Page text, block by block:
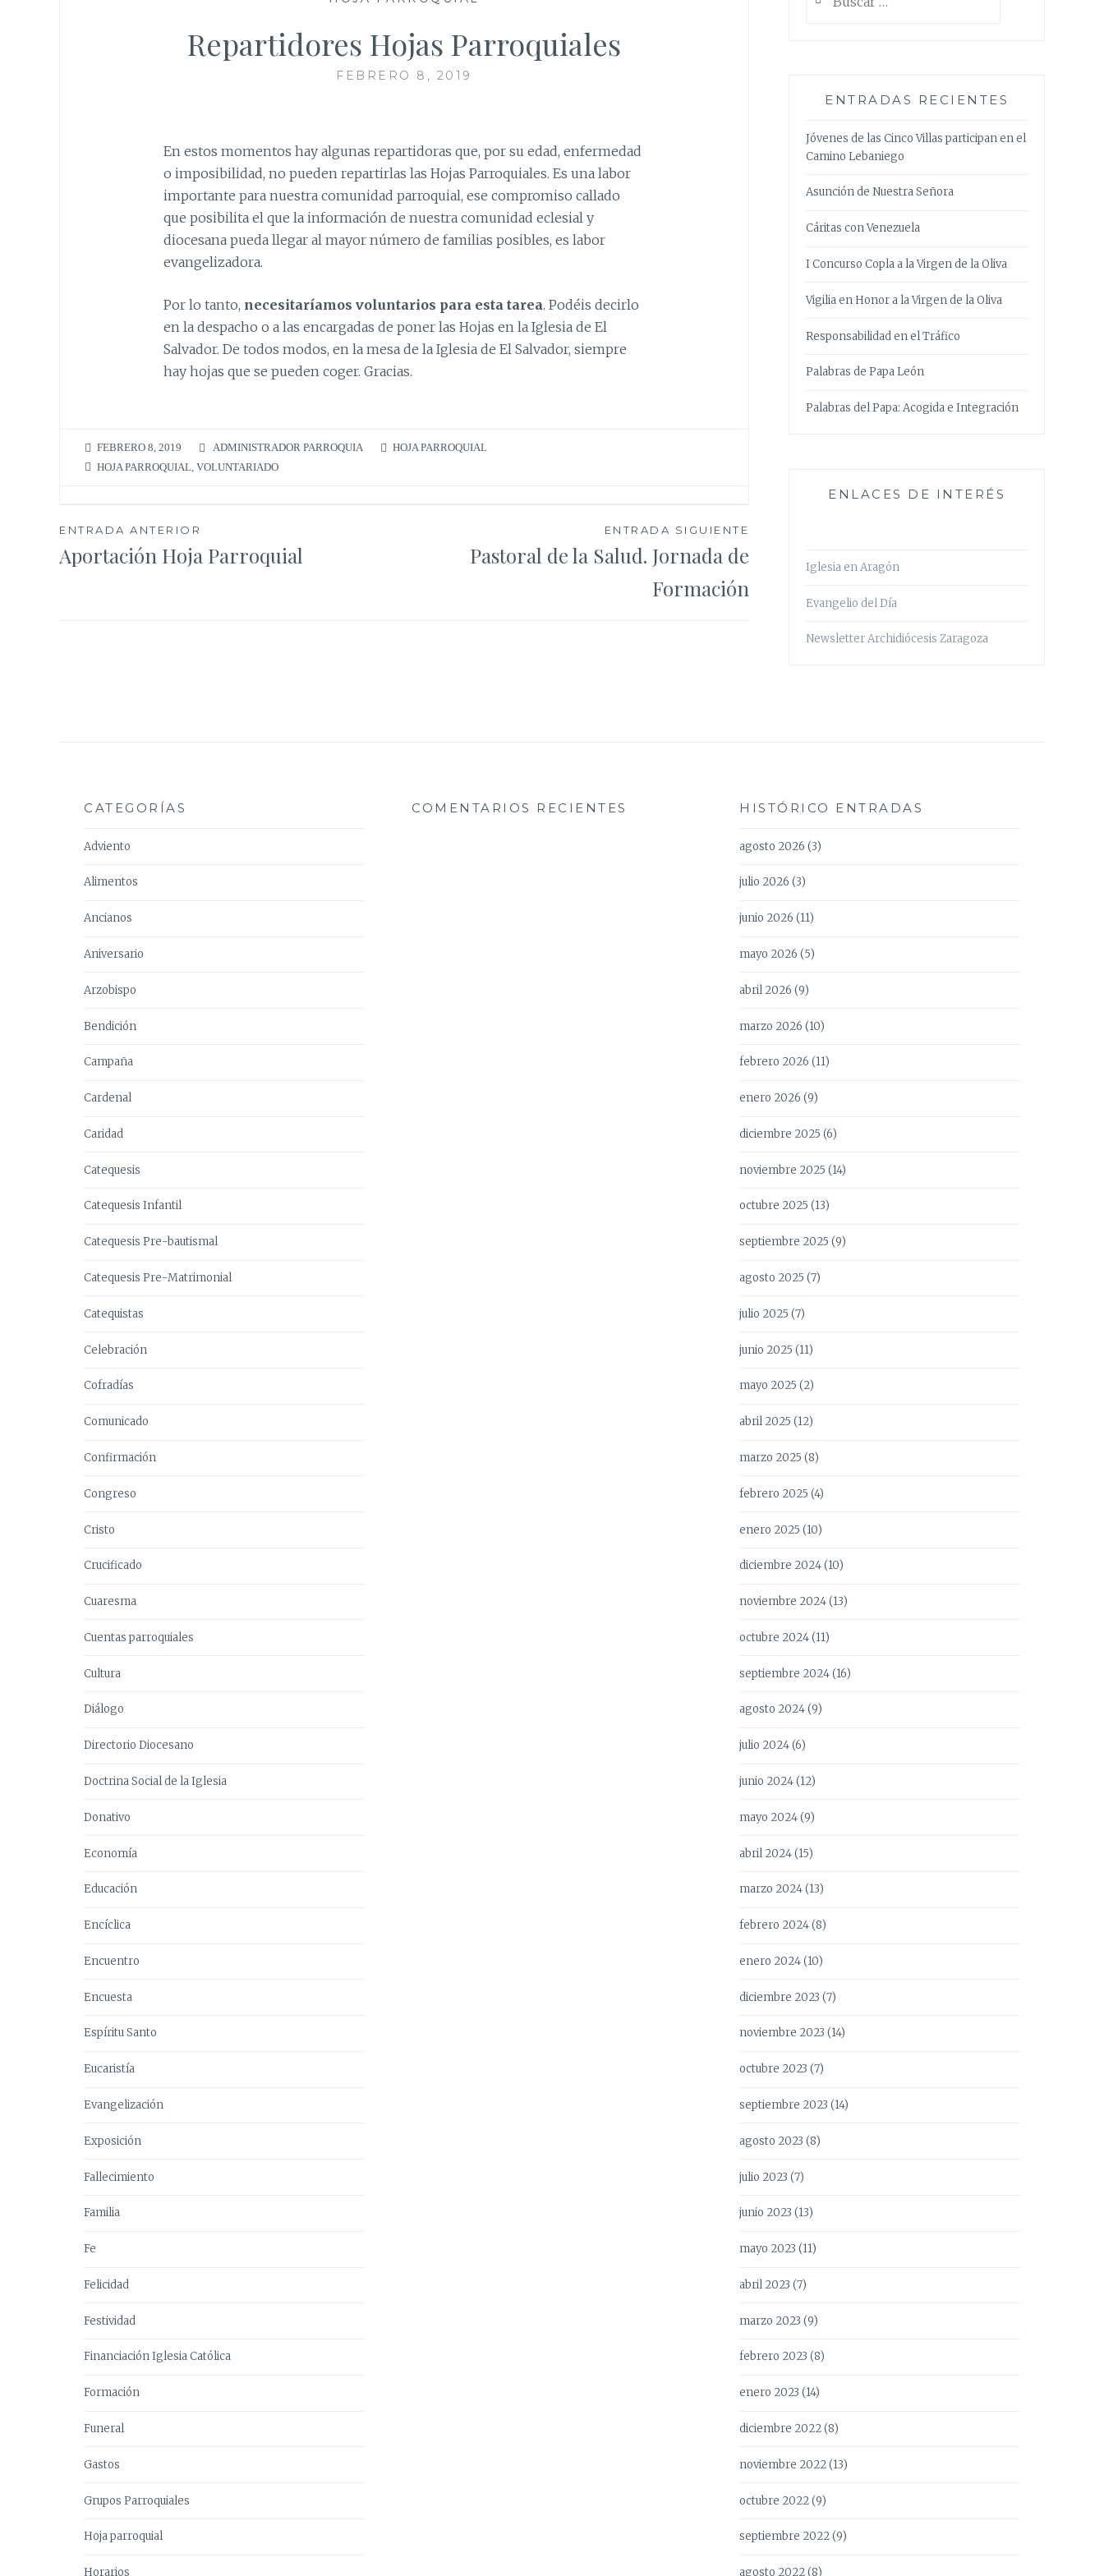
Repartidores Hojas Parroquiales
FEBRERO 8, 2019
En estos momentos hay algunas repartidoras que, por su edad, enfermedad
o imposibilidad, no pueden repartirlas las Hojas Parroquiales. Es una labor
importante para nuestra comunidad parroquial, ese compromiso callado
que posibilita el que la información de nuestra comunidad eclesial y
diocesana pueda llegar al mayor número de familias posibles, es labor
evangelizadora.
Por lo tanto, necesitaríamos voluntarios para esta tarea. Podéis decirlo
en la despacho o a las encargadas de poner las Hojas en la Iglesia de El
Salvador. De todos modos, en la mesa de la Iglesia de El Salvador, siempre
hay hojas que se pueden coger. Gracias.
FEBRERO 8, 2019 ADMINISTRADOR PARROQUIA
HOJA PARROQUIAL
HOJA PARROQUIAL VOLUNTARIADO
Navegación
de
ENTRADA ANTERIOR
Aportación Hoja Parroquial
ENTRADA SIGUIENTE
Pastoral de la Salud. Jornada de
Formación
ENTRADAS RECIENTES
Jóvenes de las Cinco Villas participan en el
Camino Lebaniego
Asunción de Nuestra Señora
Cáritas con Venezuela
I Concurso Copla a la Virgen de la Oliva
Vigilia en Honor a la Virgen de la Oliva
Responsabilidad en el Tráfico
Palabras de Papa León
Palabras del Papa: Acogida e Integración
ENLACES DE INTERÉS
Iglesia en Aragón
Evangelio del Día
Newsletter Archidiócesis Zaragoza
CATEGORÍAS
Adviento
Alimentos
Ancianos
Aniversario
Arzobispo
Bendición
Campaña
Cardenal
Caridad
Catequesis
Catequesis Infantil
Catequesis Pre-bautismal
Catequesis Pre-Matrimonial
Catequistas
Celebración
Cofradías
Comunicado
Confirmación
Congreso
Cristo
Crucificado
Cuaresma
Cuentas parroquiales
Cultura
Diálogo
Directorio Diocesano
Doctrina Social de la Iglesia
Donativo
Economía
Educación
Encíclica
Encuentro
Encuesta
Espíritu Santo
Eucaristía
Evangelización
Exposición
Fallecimiento
Familia
Fe
Felicidad
Festividad
Financiación Iglesia Católica
Formación
Funeral
Gastos
Grupos Parroquiales
Hoja parroquial
Horarios
COMENTARIOS RECIENTES HISTÓRICO ENTRADAS
agosto 2026 (3)
julio 2026 (3)
junio 2026 (11)
mayo 2026 (5)
abril 2026 (9)
marzo 2026 (10)
febrero 2026 (11)
enero 2026 (9)
diciembre 2025 (6)
noviembre 2025 (14)
octubre 2025 (13)
septiembre 2025 (9)
agosto 2025 (7)
julio 2025 (7)
junio 2025 (11)
mayo 2025 (2)
abril 2025 (12)
marzo 2025 (8)
febrero 2025 (4)
enero 2025 (10)
diciembre 2024(10)
noviembre 2024(13)
octubre 2024(11)
septiembre 2024(16)
agosto 2024(9)
julio 2024(6)
junio 2024(12)
mayo 2024(9)
abril 2024(15)
marzo 2024(13)
febrero 2024(8)
enero 2024(10)
diciembre 2023 (7)
noviembre 2023 (14)
octubre 2023 (7)
septiembre 2023 (14)
agosto 2023 (8)
julio 2023 (7)
junio 2023 (13)
mayo 2023 (11)
abril 2023 (7)
marzo 2023 (9)
febrero 2023 (8)
enero 2023 (14)
diciembre 2022(8)
noviembre 2022(13)
octubre 2022(9)
septiembre 2022(9)
agosto 2022(8)